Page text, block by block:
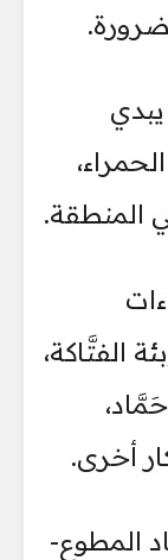
يبدي
المنطقة.
الفتَّاكة،
أخرى.
المطوع-